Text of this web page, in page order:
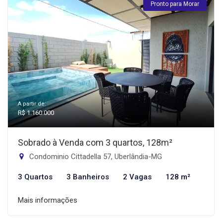
Pronto para Morar
A partir de:
R$ 1.160.000
Sobrado à Venda com 3 quartos, 128m²
Condominio Cittadella 57, Uberlândia-MG
3 Quartos 3 Banheiros 2 Vagas 128 m²
Mais informações